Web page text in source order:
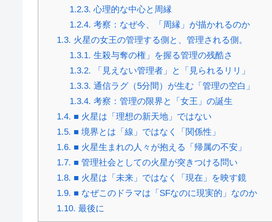
1.2.3. 心理的な中心と周縁
1.2.4. 考察：なぜ今、「周縁」が描かれるのか
1.3. 火星の女王の管理する側と、管理される側。
1.3.1. 生殺与奪の権」を握る管理の残酷さ
1.3.2. 「見えない管理者」と「見られるリリ」
1.3.3. 通信ラグ（5分間）が生む「管理の空白」
1.3.4. 考察：管理の限界と「女王」の誕生
1.4. ■ 火星は「理想の新天地」ではない
1.5. ■ 境界とは「線」ではなく「関係性」
1.6. ■ 火星生まれの人々が抱える「帰属の不安」
1.7. ■ 管理社会としての火星が突きつける問い
1.8. ■ 火星は「未来」ではなく「現在」を映す鏡
1.9. ■ なぜこのドラマは「SFなのに現実的」なのか
1.10. 最後に